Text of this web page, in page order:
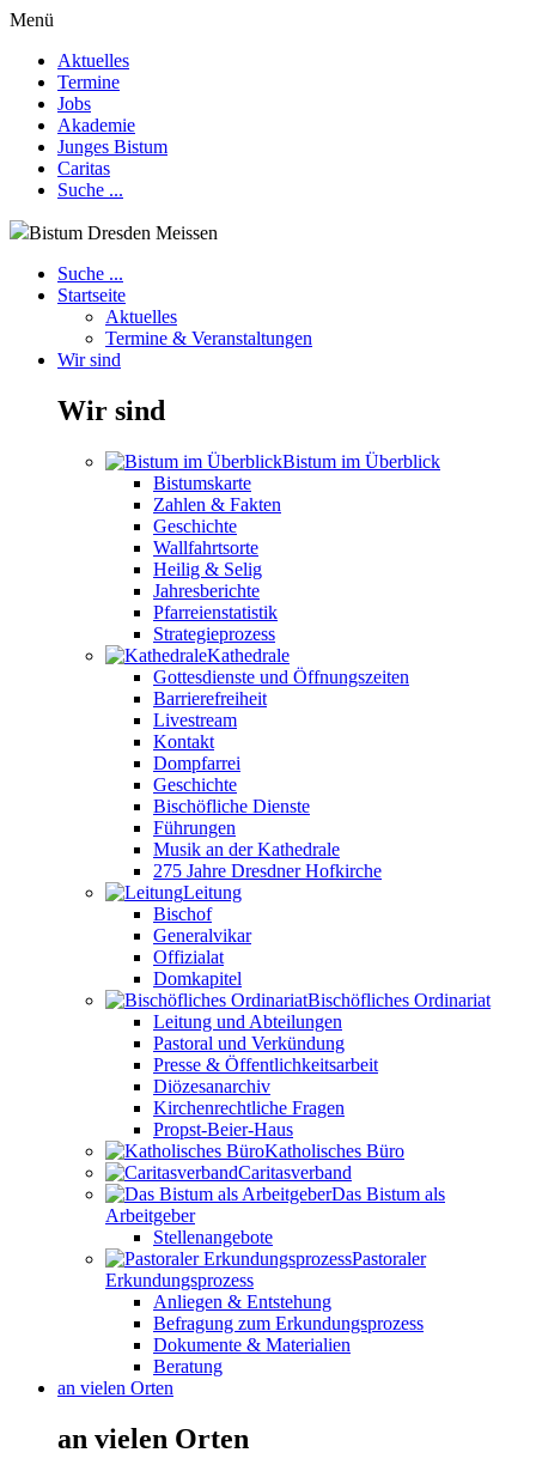
Menü
Aktuelles
Termine
Jobs
Akademie
Junges Bistum
Caritas
Suche ...
Bistum Dresden Meissen
Suche ...
Startseite
Aktuelles
Termine & Veranstaltungen
Wir sind
Wir sind
Bistum im Überblick
Bistumskarte
Zahlen & Fakten
Geschichte
Wallfahrtsorte
Heilig & Selig
Jahresberichte
Pfarreienstatistik
Strategieprozess
Kathedrale
Gottesdienste und Öffnungszeiten
Barrierefreiheit
Livestream
Kontakt
Dompfarrei
Geschichte
Bischöfliche Dienste
Führungen
Musik an der Kathedrale
275 Jahre Dresdner Hofkirche
Leitung
Bischof
Generalvikar
Offizialat
Domkapitel
Bischöfliches Ordinariat
Leitung und Abteilungen
Pastoral und Verkündung
Presse & Öffentlichkeitsarbeit
Diözesanarchiv
Kirchenrechtliche Fragen
Propst-Beier-Haus
Katholisches Büro
Caritasverband
Das Bistum als
Arbeitgeber
Stellenangebote
Pastoraler
Erkundungsprozess
Anliegen & Entstehung
Befragung zum Erkundungsprozess
Dokumente & Materialien
Beratung
an vielen Orten
an vielen Orten